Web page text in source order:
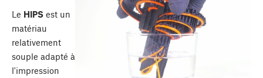
Le HIPS est un
matériau
relativement
souple adapté à
l'impression